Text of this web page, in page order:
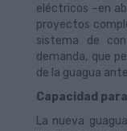
eléctricos –en
proyectos
sistema de
demanda, que
de la guagua
Capacidad
La nueva